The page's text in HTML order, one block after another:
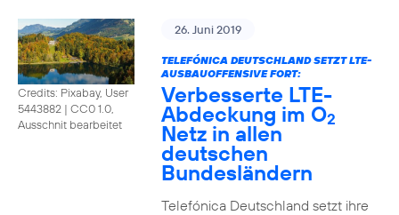
Credits: Pixabay, User
5443882 | CC0 1.0,
Ausschnit bearbeitet
26. Juni 2019
TELEFÓNICA DEUTSCHLAND SETZT LTE-
AUSBAUOFFENSIVE FORT:
Verbesserte LTE-
Abdeckung im O2
Netz in allen
deutschen
Bundesländern
Telefónica Deutschland setzt ihre